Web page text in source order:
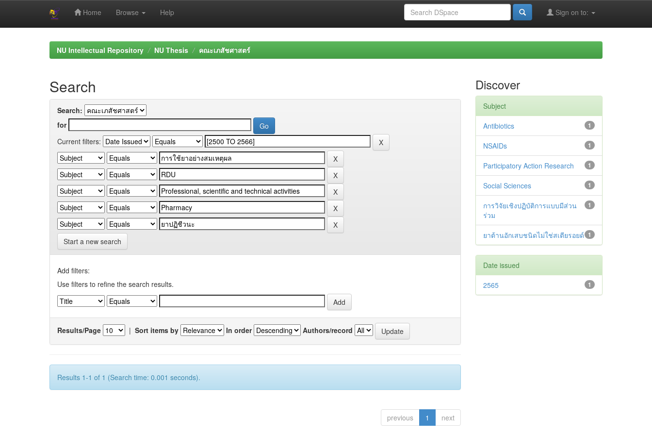
Home Browse Help Sign on to:
NU Intellectual Repository NU Thesis คณะเภสัชศาสตร์
Search
Search:
for
Current filters:
Start a new search
Add filters:
Use filters to refine the search results.
Results/Page | Sort items by In order Authors/record
Results 1-1 of 1 (Search time: 0.001 seconds).
previous 1 next
Discover
Subject
1
Antibiotics
1
NSAIDs
1
Participatory Action Research
1
Social Sciences
1
การวิจัยเชิงปฏิบัติการแบบมีส่วน
ร่วม
1
ยาต้านอักเสบชนิดไม่ใช่สเตียรอยด์
Date issued
1
2565